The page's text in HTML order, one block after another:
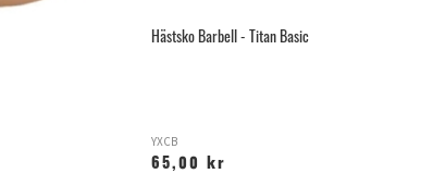
Hästsko Barbell - Titan Basic
YXCB
65,00 kr